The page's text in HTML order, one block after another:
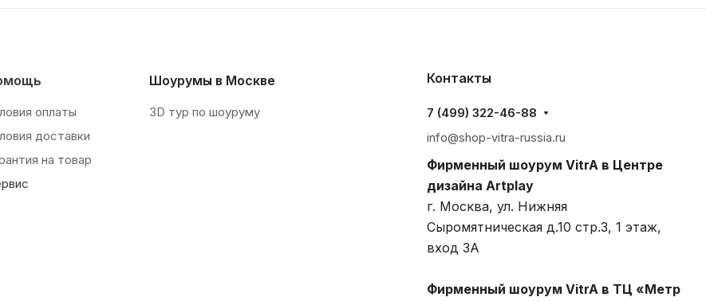
оплаты
доставки
на товар
Шоурумы в Москве
3D тур по шоуруму
Контакты
7 (499) 322-46-88
info@shop-vitra-russia.ru
Фирменный шоурум VitrA в Центре
дизайна Artplay
г. Москва, ул. Нижняя
Сыромятническая д.10 стр.3, 1 этаж,
вход 3A
Фирменный шоурум VitrA в ТЦ «Метр